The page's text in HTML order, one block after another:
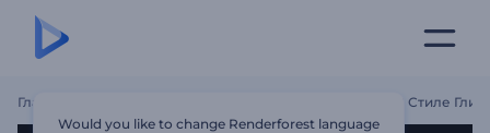
Главная Анимация Лого: Обратный Отсчет В Стиле Глитч
Would you like to change Renderforest language